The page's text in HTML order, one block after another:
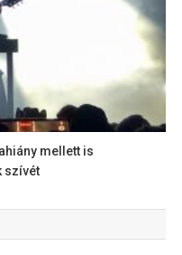
mellett is
szívét